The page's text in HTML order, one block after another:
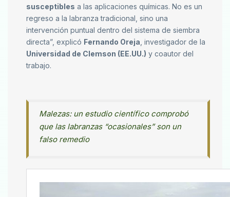
susceptibles a las aplicaciones químicas. No es un
regreso a la labranza tradicional, sino una
intervención puntual dentro del sistema de siembra
directa”, explicó Fernando Oreja, investigador de la
Universidad de Clemson (EE.UU.) y coautor del
trabajo.
Malezas: un estudio científico comprobó
que las labranzas “ocasionales” son un
falso remedio